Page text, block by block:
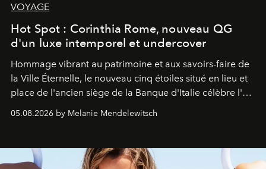
VOYAGE
Hot Spot : Corinthia Rome, nouveau QG
d'un luxe intemporel et undercover
Hommage vibrant au patrimoine et aux savoirs-faire de
la Ville Éternelle, le nouveau cinq étoiles situé en lieu et
place de l'ancien siège de la Banque d'Italie célèbre l'art
05.08.2026 by Melanie Mendelewitsch